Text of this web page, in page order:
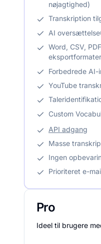
nøjagtighed)
Transkription
AI oversættelse
Word, CSV,
eksportformater
Forbedrede AI-
YouTube
Custom
API adgang
Masse
Ingen
Prioriteret e-
Pro
Ideel til brugere